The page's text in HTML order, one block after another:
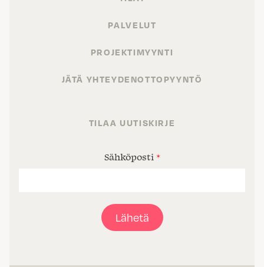
PALVELUT
PROJEKTIMYYNTI
JÄTÄ YHTEYDENOTTOPYYNTÖ
TILAA UUTISKIRJE
Sähköposti *
Lähetä